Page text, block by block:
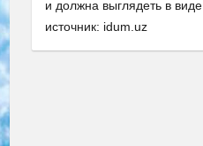
и должна выглядеть в виде
источник: idum.uz